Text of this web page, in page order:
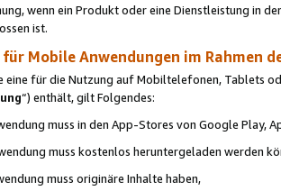
wenn ein Produkt oder eine Dienstleistung in
ist.
Mobile Anwendungen im Rahmen
eine für die Nutzung auf Mobiltelefonen, Tablets
“) enthält, gilt Folgendes:
muss in den App-Stores von Google Play,
muss kostenlos heruntergeladen werden
muss originäre Inhalte haben,